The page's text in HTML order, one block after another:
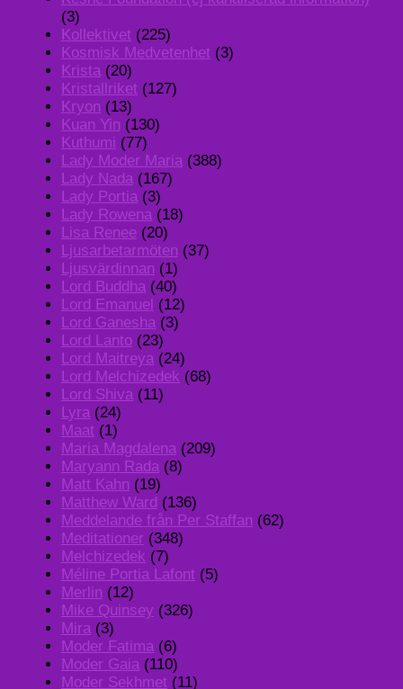
(3)
Kollektivet (225)
Kosmisk Medvetenhet (3)
Krista (20)
Kristallriket (127)
Kryon (13)
Kuan Yin (130)
Kuthumi (77)
Lady Moder Maria (388)
Lady Nada (167)
Lady Portia (3)
Lady Rowena (18)
Lisa Renee (20)
Ljusarbetarmöten (37)
Ljusvärdinnan (1)
Lord Buddha (40)
Lord Emanuel (12)
Lord Ganesha (3)
Lord Lanto (23)
Lord Maitreya (24)
Lord Melchizedek (68)
Lord Shiva (11)
Lyra (24)
Maat (1)
Maria Magdalena (209)
Maryann Rada (8)
Matt Kahn (19)
Matthew Ward (136)
Meddelande från Per Staffan (62)
Meditationer (348)
Melchizedek (7)
Méline Portia Lafont (5)
Merlin (12)
Mike Quinsey (326)
Mira (3)
Moder Fatima (6)
Moder Gaia (110)
Moder Sekhmet (11)